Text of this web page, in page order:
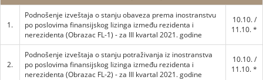
1.
Podnošenje izveštaja o stanju obaveza prema inostranstvu
po poslovima finansijskog lizinga između rezidenta i
nerezidenta (Obrazac FL-1) - za III kvartal 2021. godine
10.10. /
11.10. *
2.
Podnošenje izveštaja o stanju potraživanja iz inostranstva
po poslovima finansijskog lizinga između rezidenta i
nerezidenta (Obrazac FL-2) - za III kvartal 2021. godine
10.10. /
11.10. *